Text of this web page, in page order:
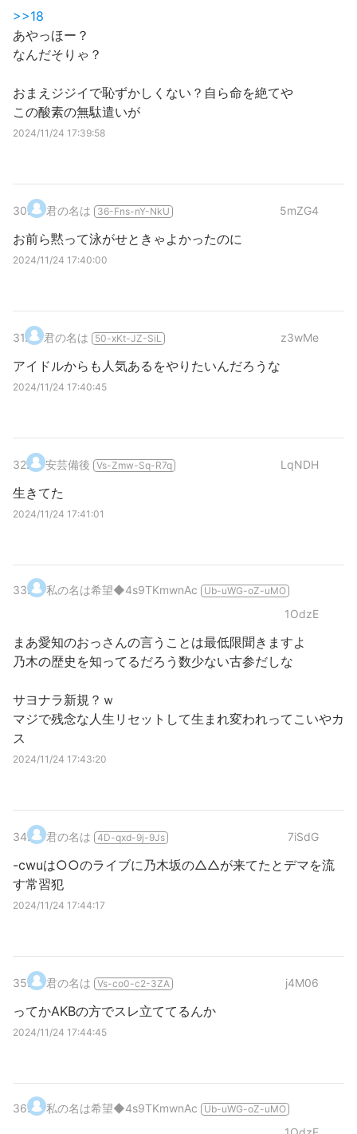
>>18
あやっほー？
なんだそりゃ？
おまえジジイで恥ずかしくない？自ら命を絶てや
この酸素の無駄遣いが
2024/11/24 17:39:58
30. 君の名は 36-Fns-nY-NkU 5mZG4
お前ら黙って泳がせときゃよかったのに
2024/11/24 17:40:00
31. 君の名は 50-xKt-JZ-SiL z3wMe
アイドルからも人気あるをやりたいんだろうな
2024/11/24 17:40:45
32. 安芸備後 Vs-Zmw-Sq-R7q LqNDH
生きてた
2024/11/24 17:41:01
33. 私の名は希望◆4s9TKmwnAc Ub-uWG-oZ-uMO
1OdzE
まあ愛知のおっさんの言うことは最低限聞きますよ
乃木の歴史を知ってるだろう数少ない古参だしな
サヨナラ新規？ｗ
マジで残念な人生リセットして生まれ変われってこいやカ
ス
2024/11/24 17:43:20
34. 君の名は 4D-qxd-9j-9Js 7iSdG
-cwuは○○のライブに乃木坂の△△が来てたとデマを流
す常習犯
2024/11/24 17:44:17
35. 君の名は Vs-co0-c2-3ZA j4M06
ってかAKBの方でスレ立ててるんか
2024/11/24 17:44:45
36. 私の名は希望◆4s9TKmwnAc Ub-uWG-oZ-uMO